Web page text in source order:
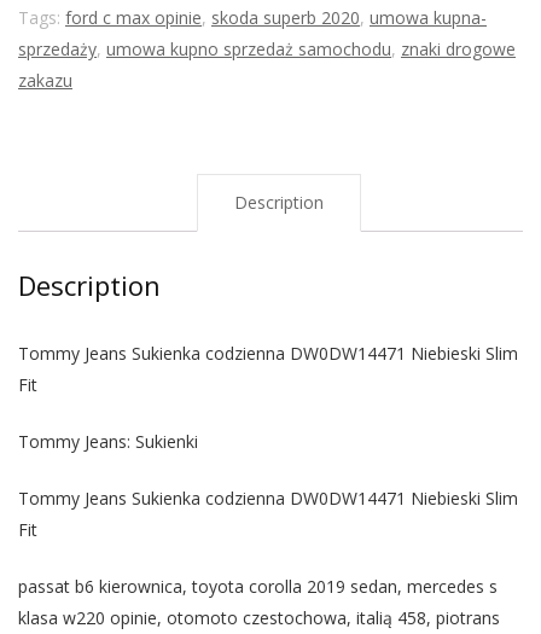
Tags: ford c max opinie, skoda superb 2020, umowa kupna-
sprzedaży, umowa kupno sprzedaż samochodu, znaki drogowe
zakazu
Description
Description
Tommy Jeans Sukienka codzienna DW0DW14471 Niebieski Slim
Fit
Tommy Jeans: Sukienki
Tommy Jeans Sukienka codzienna DW0DW14471 Niebieski Slim
Fit
passat b6 kierownica, toyota corolla 2019 sedan, mercedes s
klasa w220 opinie, otomoto czestochowa, italią 458, piotrans